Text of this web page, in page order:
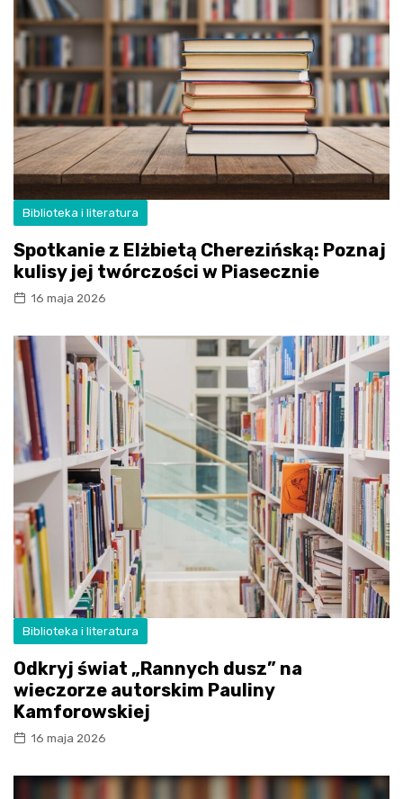
Biblioteka i literatura
Spotkanie z Elżbietą Cherezińską: Poznaj
kulisy jej twórczości w Piasecznie
16 maja 2026
Biblioteka i literatura
Odkryj świat „Rannych dusz” na
wieczorze autorskim Pauliny
Kamforowskiej
16 maja 2026